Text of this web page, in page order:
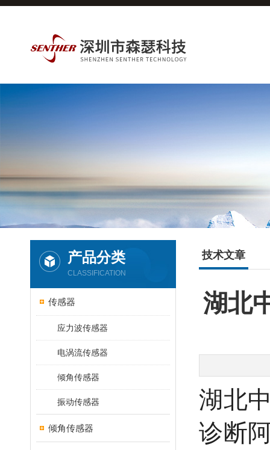
产品分类
CLASSIFICATION
传感器
应力波传感器
电涡流传感器
倾角传感器
振动传感器
倾角传感器
技术文章
湖北
湖北
诊断